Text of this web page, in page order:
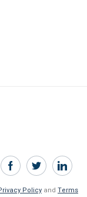
Policy and Terms